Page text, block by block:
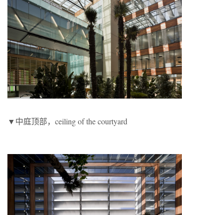
▼中庭顶部，ceiling of the courtyard